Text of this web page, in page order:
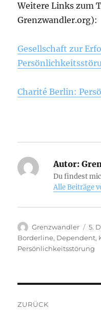
Weitere Links zum
Grenzwandler.org):
Gesellschaft zur
Charité Berlin:
Autor:
Du findest
Alle Beiträge
Autor
Grenzwandler
am
5.
Borderline, Dependent,
Persönlichkeitsstörung
ZURÜCK